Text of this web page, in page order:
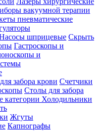
вакуумной терапии
пневматические
шприцевые Скрыть
Гастроскопы и
и
забора крови Счетчики
Столы для забора
категории Холодильники
Жгуты
Капнографы